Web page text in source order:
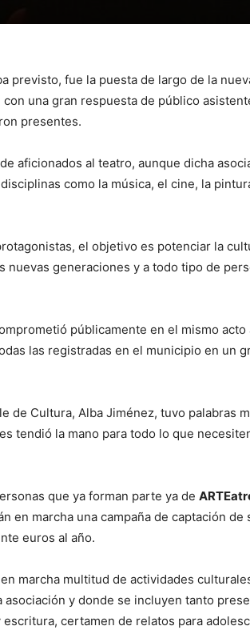
previsto, fue la puesta de largo de la
con una gran respuesta de público
presentes.
aficionados al teatro, aunque dicha
como la música, el cine, la
el objetivo es potenciar la
nuevas generaciones y a todo tipo de
públicamente en el mismo
las registradas en el municipio en un
de Cultura, Alba Jiménez, tuvo palabras
tendió la mano para todo lo que
que ya forman parte ya de
en marcha una campaña de captación
euros al año.
marcha multitud de actividades
asociación y donde se incluyen tanto
certamen de relatos para